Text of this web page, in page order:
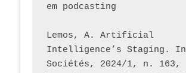
em podcasting
Lemos, A. Artificial
Intelligence’s Staging. In
Sociétés, 2024/1, n. 163,